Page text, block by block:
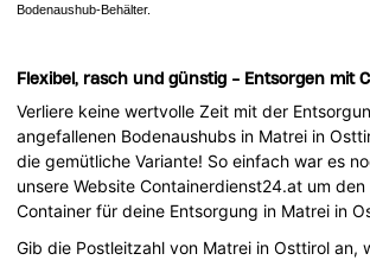
Bodenaushub-Behälter.
Flexibel, rasch und günstig - Entsorgen mit
Verliere keine wertvolle Zeit mit der
angefallenen Bodenaushubs in Matrei in
die gemütliche Variante! So einfach war es
unsere Website Containerdienst24.at um
Container für deine Entsorgung in Matrei in
Gib die Postleitzahl von Matrei in Osttirol an,